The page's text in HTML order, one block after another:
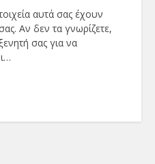
αυτά σας έχουν
Αν δεν τα γνωρίζετε,
σας για να